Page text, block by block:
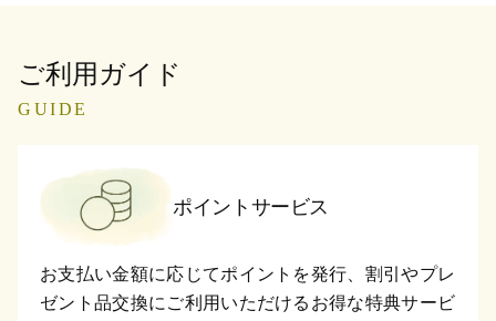
ご利用ガイド
GUIDE
ポイントサービス
お支払い金額に応じてポイントを発行、割引やプレ
ゼント品交換にご利用いただけるお得な特典サービ